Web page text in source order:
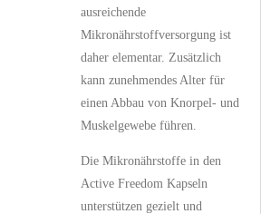
ausreichende
Mikronährstoffversorgung ist
daher elementar. Zusätzlich
kann zunehmendes Alter für
einen Abbau von Knorpel- und
Muskelgewebe führen.
Die Mikronährstoffe in den
Active Freedom Kapseln
unterstützen gezielt und